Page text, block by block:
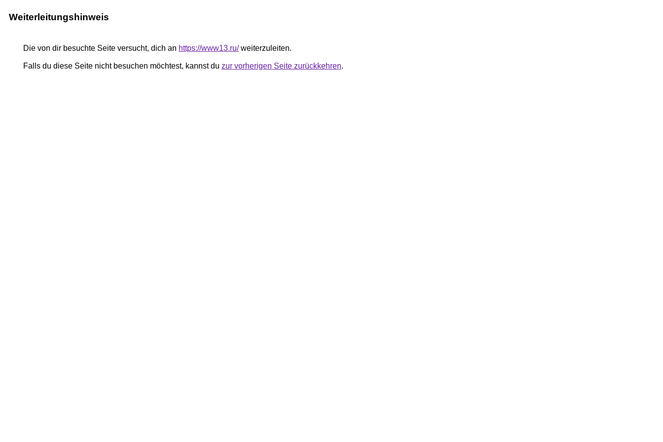
Weiterleitungshinweis
Die von dir besuchte Seite versucht, dich an https://www13.ru/weiterzuleiten.
Falls du diese Seite nicht besuchen möchtest, kannst du zur vorherigen Seite zurückkehren.